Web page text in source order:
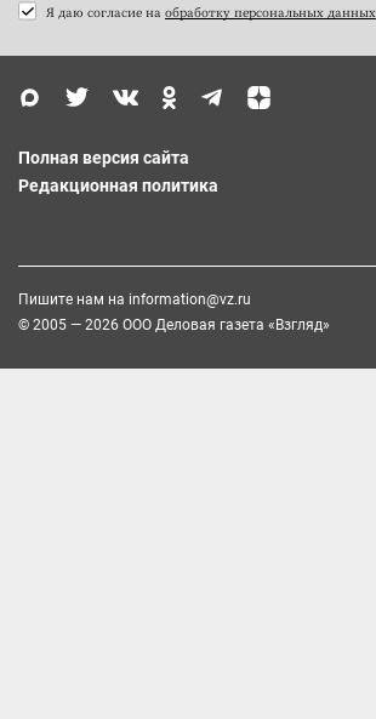
Я даю согласие на обработку персональных данных
Полная версия сайта
Редакционная политика
Пишите нам на information@vz.ru
© 2005 — 2026 ООО Деловая газета «Взгляд»